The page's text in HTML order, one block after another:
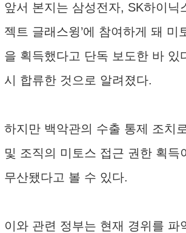
앞서 본지는 삼성전자, SK하이닉
젝트 글래스윙’에 참여하게 돼 미
을 획득했다고 단독 보도한 바 있
시 합류한 것으로 알려졌다.
하지만 백악관의 수출 통제 조치
및 조직의 미토스 접근 권한 획득
무산됐다고 볼 수 있다.
이와 관련 정부는 현재 경위를 파